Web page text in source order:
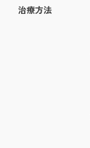
治療方法